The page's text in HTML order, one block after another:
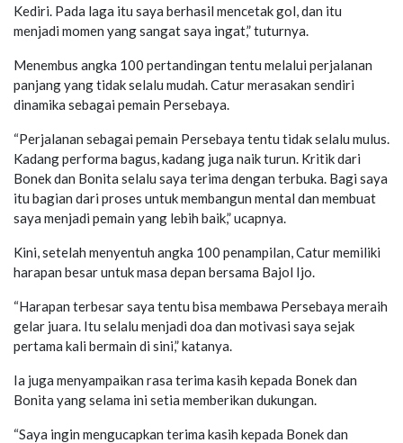
Kediri. Pada laga itu saya berhasil mencetak gol, dan itu
menjadi momen yang sangat saya ingat,” tuturnya.
Menembus angka 100 pertandingan tentu melalui perjalanan
panjang yang tidak selalu mudah. Catur merasakan sendiri
dinamika sebagai pemain Persebaya.
“Perjalanan sebagai pemain Persebaya tentu tidak selalu mulus.
Kadang performa bagus, kadang juga naik turun. Kritik dari
Bonek dan Bonita selalu saya terima dengan terbuka. Bagi saya
itu bagian dari proses untuk membangun mental dan membuat
saya menjadi pemain yang lebih baik,” ucapnya.
Kini, setelah menyentuh angka 100 penampilan, Catur memiliki
harapan besar untuk masa depan bersama Bajol Ijo.
“Harapan terbesar saya tentu bisa membawa Persebaya meraih
gelar juara. Itu selalu menjadi doa dan motivasi saya sejak
pertama kali bermain di sini,” katanya.
Ia juga menyampaikan rasa terima kasih kepada Bonek dan
Bonita yang selama ini setia memberikan dukungan.
“Saya ingin mengucapkan terima kasih kepada Bonek dan